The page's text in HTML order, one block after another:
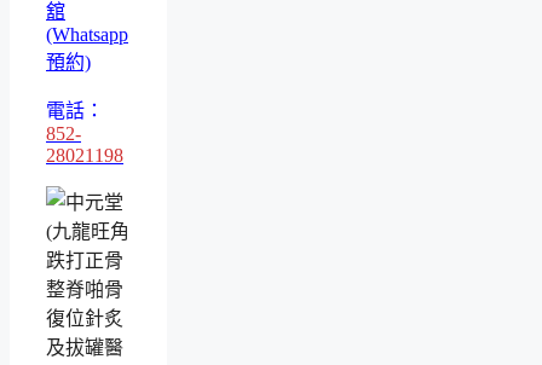
舘
(Whatsapp
預約)
電話：
852-
28021198